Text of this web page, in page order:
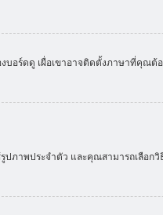
อร์ดดู เผื่อเขาอาจติดตั้งภาษาที่คุณ
าพประจำตัว และคุณสามารถเลือ